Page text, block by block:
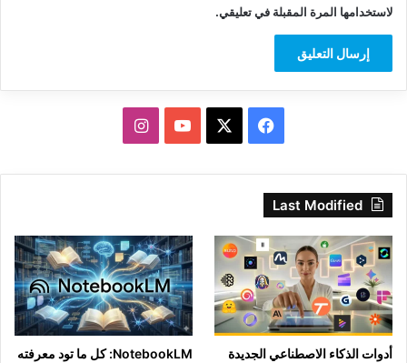
لاستخدامها المرة المقبلة في تعليقي.
فيسبوك ‫YouTubeانستقرام
Last Modified
أدوات الذكاء الاصطناعي الجديدة
NotebookLM: كل ما تود معرفته